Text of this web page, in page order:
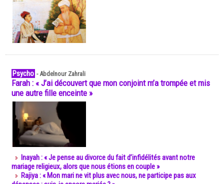
Psycho -Abdelnour Zahrali
Farah : « J’ai découvert que mon conjoint m’a trompée et mis
une autre fille enceinte »
Inayah : « Je pense au divorce du fait d’infidélités avant notre
mariage religieux, alors que nous étions en couple »
Rajiya : « Mon mari ne vit plus avec nous, ne participe pas aux